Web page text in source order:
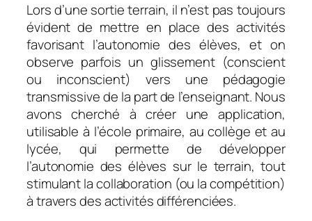
Lors d’une sortie terrain, il n’est pas toujours
évident de mettre en place des activités
favorisant l’autonomie des élèves, et on
observe parfois un glissement (conscient
ou inconscient) vers une pédagogie
transmissive de la part de l’enseignant. Nous
avons cherché à créer une application,
utilisable à l’école primaire, au collège et au
lycée, qui permette de développer
l’autonomie des élèves sur le terrain, tout
stimulant la collaboration (ou la compétition)
à travers des activités différenciées.